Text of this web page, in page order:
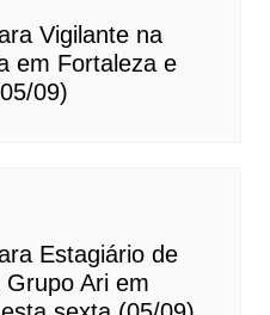
Vigilante na
em Fortaleza e
09)
Estagiário de
Ari em